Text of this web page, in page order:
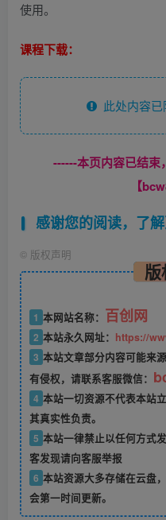
使用。
课程下载：
此处内容已
------本页内容已结束
【
感谢您的阅读，了
© 版权声明
1 本网站名称： 百创网
2 本站永久网址： https://
3 本站文章部分内容可能来
有侵权，请联系客服微信：
4 本站一切资源不代表本站
其真实性负责。
5 本站一律禁止以任何方式
客发现请向客服举报
6 本站资源大多存储在云盘
会第一时间更新。